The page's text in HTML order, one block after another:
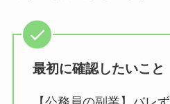
最初に確認したいこと